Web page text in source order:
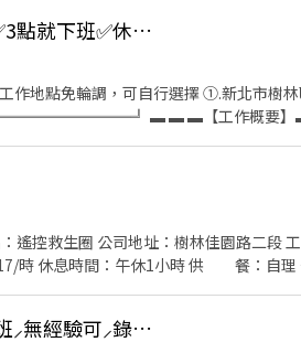
#立即上公 加上我的官方：tseng0411 電
樹林新莊兼職高時薪220🚗汽車連接器組裝✅3點就下班✅休六日免加班✅穩定長期
點免輪調，可自行選擇 ①.新北市樹
】▬ ▬ ▬ ☑︎ 名額有限額滿為
名 ▂▂▂【班別薪資】▂▂▂ 【固定日班】
】 【休假方式】週休六日➜見紅休 好康➊.任職
手續費領現金、每週預支服務 好康➌.任
】快速入職找ICAN李小姐－莎拉
問工作➕ʟɪɴᴇ快速回覆【@si588】
救生圈 公司地址：樹林佳園路二段 工
時 休息時間：午休1小時 供 餐：自理
樹林近龍華科大▶【高時薪230🐱‍🐉】固定日班⸝無經驗可⸝錄取率高⸝立即上班